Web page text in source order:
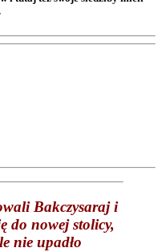
Bakczysaraj i
do nowej stolicy,
nie upadło